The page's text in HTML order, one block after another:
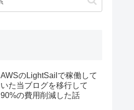
AWSのLightSailで稼働して
いた当ブログを移行して
90%の費用削減した話